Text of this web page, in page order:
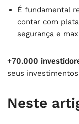
É fundamental
contar com
segurança e
+70.000
seus
Neste